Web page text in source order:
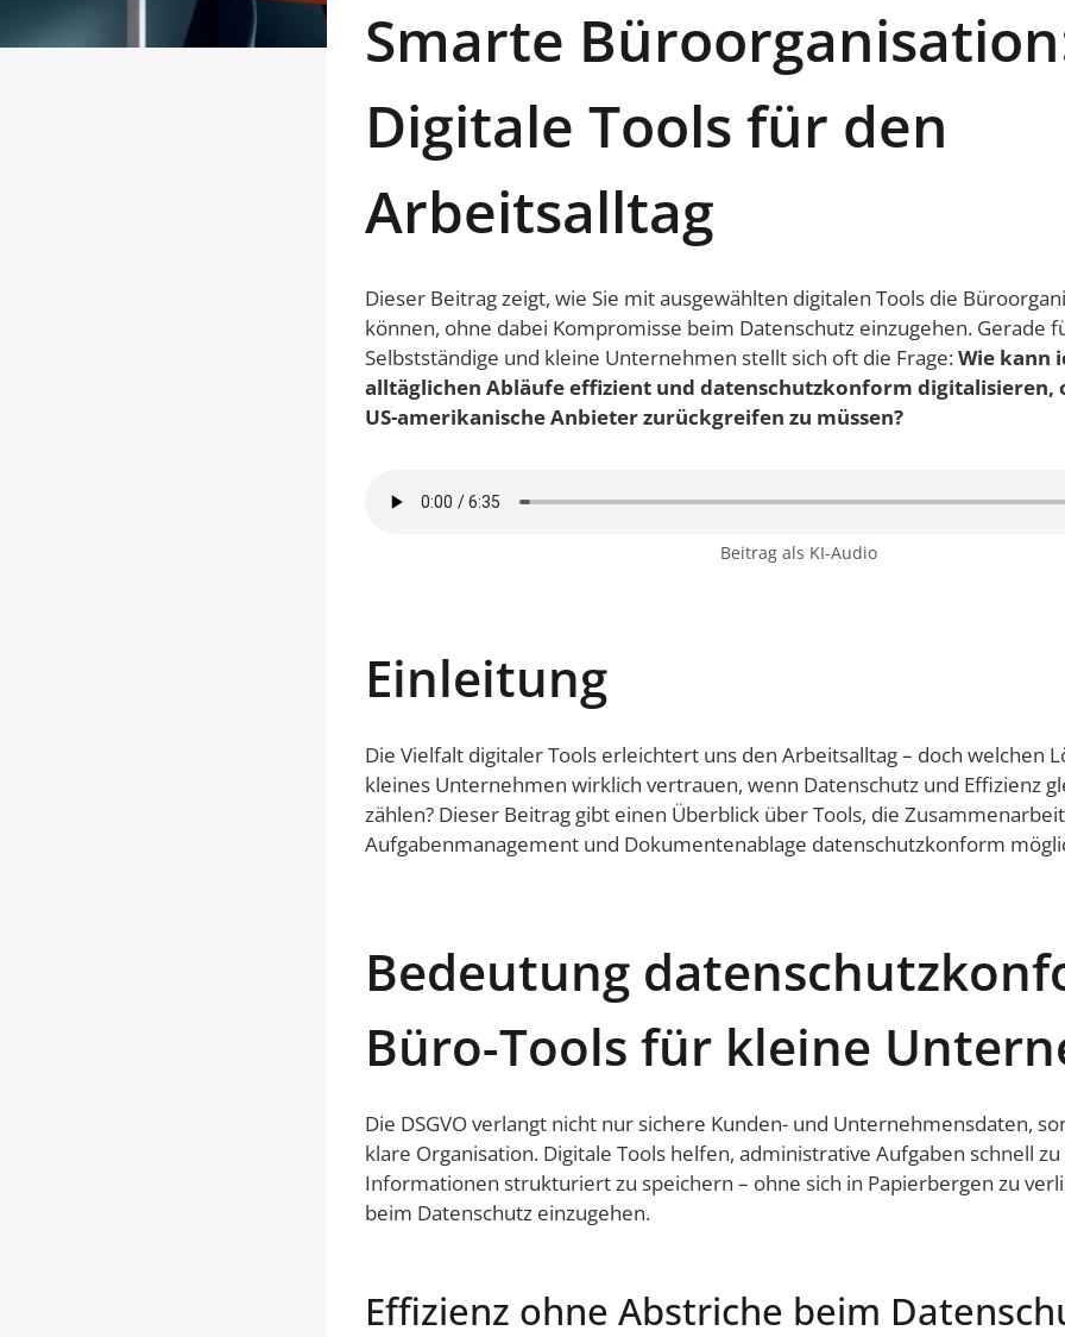
Smarte
Digitale Tools für den
Arbeitsalltag
Dieser Beitrag zeigt, wie Sie mit ausgewählten digitalen Tools die
können, ohne dabei Kompromisse beim Datenschutz einzugehen. Gerade
Selbstständige und kleine Unternehmen stellt sich oft die Frage:Wie kann
alltäglichen Abläufe effizient und datenschutzkonform digitalisieren,
US-amerikanische Anbieter zurückgreifen zu müssen?
Beitrag als KI-Audio
Einleitung
Die Vielfalt digitaler Tools erleichtert uns den Arbeitsalltag – doch welchen
kleines Unternehmen wirklich vertrauen, wenn Datenschutz und Effizienz
zählen? Dieser Beitrag gibt einen Überblick über Tools, die
Aufgabenmanagement und Dokumentenablage datenschutzkonform
Bedeutung
Büro-Tools für kleine
Die DSGVO verlangt nicht nur sichere Kunden- und Unternehmensdaten,
klare Organisation. Digitale Tools helfen, administrative Aufgaben schnell
Informationen strukturiert zu speichern – ohne sich in Papierbergen zu
beim Datenschutz einzugehen.
Effizienz ohne Abstriche beim